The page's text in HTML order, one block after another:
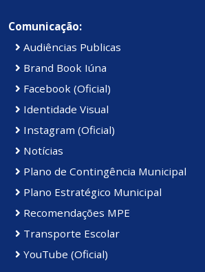
Comunicação:
Audiências Publicas
Brand Book Iúna
Facebook (Oficial)
Identidade Visual
Instagram (Oficial)
Notícias
Plano de Contingência Municipal
Plano Estratégico Municipal
Recomendações MPE
Transporte Escolar
YouTube (Oficial)